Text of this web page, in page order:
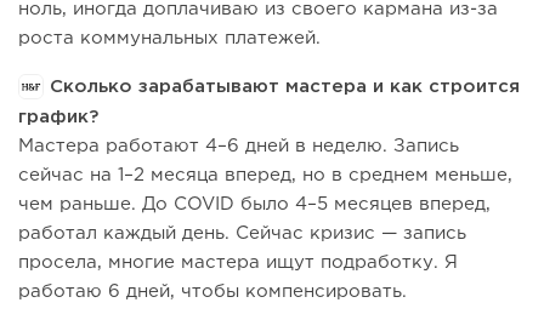
ноль, иногда доплачиваю из своего кармана из-за
роста коммунальных платежей.
Сколько зарабатывают мастера и как строится
график?
Мастера работают 4–6 дней в неделю. Запись
сейчас на 1–2 месяца вперед, но в среднем меньше,
чем раньше. До COVID было 4–5 месяцев вперед,
работал каждый день. Сейчас кризис — запись
просела, многие мастера ищут подработку. Я
работаю 6 дней, чтобы компенсировать.